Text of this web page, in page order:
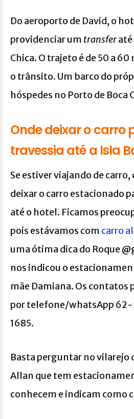
Do aeroporto de David, o
providenciar um transferaté
Chica. O trajeto é de 50 a
o trânsito. Um barco do
hóspedes no Porto de Boca
Onde deixar o carro
travessia até a Isla
Se estiver viajando de
deixar o carro estacionado
até o hotel. Ficamos
pois estávamos com carro
uma ótima dica do Roque
nos indicou o
mãe Damiana. Os contatos
por telefone/whatsApp
1685.
Basta perguntar no vilarejo
Allan que tem
conhecem e indicam como